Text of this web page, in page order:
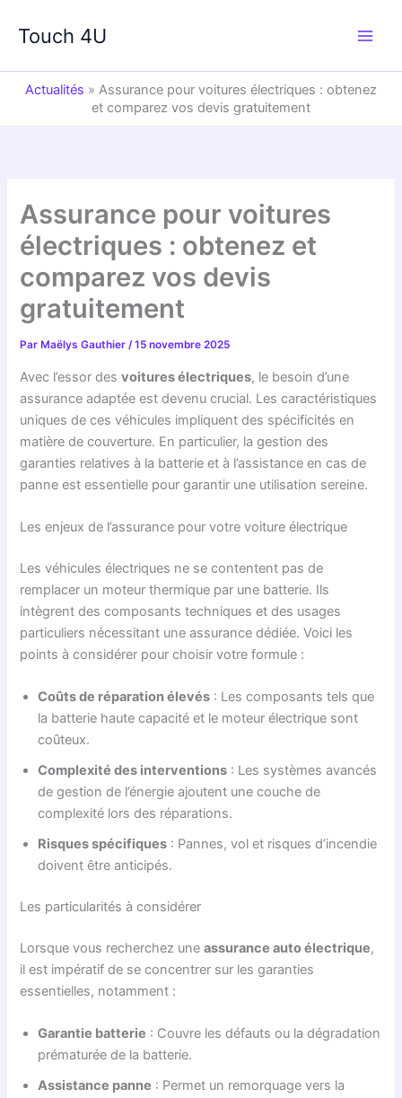
Touch 4U
Actualités » Assurance pour voitures électriques : obtenez
et comparez vos devis gratuitement
Assurance pour voitures
électriques : obtenez et
comparez vos devis
gratuitement
Par Maëlys Gauthier/15 novembre 2025
Avec l’essor desvoitures électriques, le besoin d’une
assurance adaptée est devenu crucial. Les caractéristiques
uniques de ces véhicules impliquent des spécificités en
matière de couverture. En particulier, la gestion des
garanties relatives à la batterie et à l’assistance en cas de
panne est essentielle pour garantir une utilisation sereine.
Les enjeux de l’assurance pour votre voiture électrique
Les véhicules électriques ne se contentent pas de
remplacer un moteur thermique par une batterie. Ils
intègrent des composants techniques et des usages
particuliers nécessitant une assurance dédiée. Voici les
points à considérer pour choisir votre formule :
Coûts de réparation élevés : Les composants tels que
la batterie haute capacité et le moteur électrique sont
coûteux.
Complexité des interventions : Les systèmes avancés
de gestion de l’énergie ajoutent une couche de
complexité lors des réparations.
Risques spécifiques : Pannes, vol et risques d’incendie
doivent être anticipés.
Les particularités à considérer
Lorsque vous recherchez uneassurance auto électrique,
il est impératif de se concentrer sur les garanties
essentielles, notamment :
Garantie batterie : Couvre les défauts ou la dégradation
prématurée de la batterie.
Assistance panne : Permet un remorquage vers la